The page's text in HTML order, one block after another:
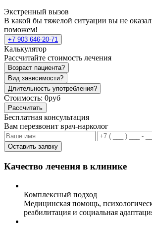
Экстренный вызов
В какой бы тяжелой ситуации вы не
поможем!
+7 903 646-20-71
Калькулятор
Рассчитайте стоимость лечения
Возраст пациента?
Вид зависимости?
Длительность употребления?
Стоимость: 0руб
Рассчитать
Бесплатная консультация
Вам перезвонит врач-нарколог
Оставить заявку
Качество лечения в клинике
Комплексный подход
Медицинская помощь,
реабилитация и социальная